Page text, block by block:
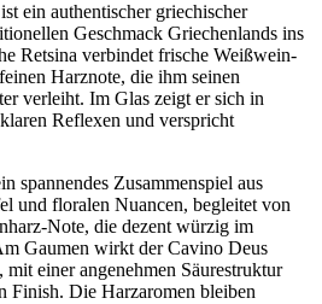
ist ein authentischer griechischer
Geschmack Griechenlands ins
Retsina verbindet frische Weißwein-
Harznote, die ihm seinen
verleiht. Im Glas zeigt er sich in
Reflexen und verspricht
spannendes Zusammenspiel aus
und floralen Nuancen, begleitet von
Note, die dezent würzig im
Gaumen wirkt der Cavino Deus
einer angenehmen Säurestruktur
Finish. Die Harzaromen bleiben